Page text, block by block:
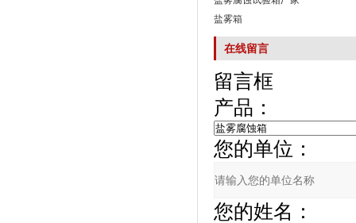
盐雾箱
在线留言
留言框
产品：
您的单位：
您的姓名：